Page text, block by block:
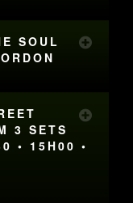
SOUL
3 SETS
• 15H00 •